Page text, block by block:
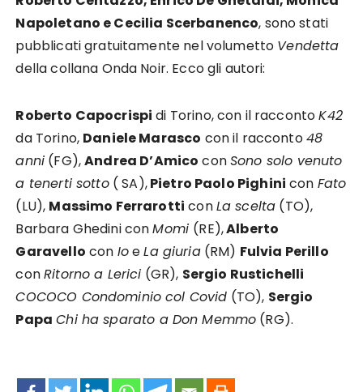
Napoletano e Cecilia Scerbanenco, sono stati
pubblicati gratuitamente nel volumetto Vendetta
della collana Onda Noir. Ecco gli autori:
Roberto Capocrispi di Torino, con il raccontoK42
da Torino, Daniele Marasco con il racconto48
anni (FG),Andrea D’Amico conSono solo venuto
a tenerti sotto( SA),Pietro Paolo Pighini con Fato
(LU), Massimo Ferrarotti conLa scelta (TO),
Barbara Ghedini conMomi (RE),Alberto
Garavello con IoeLa giuria(RM) Fulvia Perillo
conRitorno a Lerici (GR), Sergio Rustichelli
COCOCO Condominio col Covid (TO), Sergio
Papa Chi ha sparato a Don Memmo (RG).